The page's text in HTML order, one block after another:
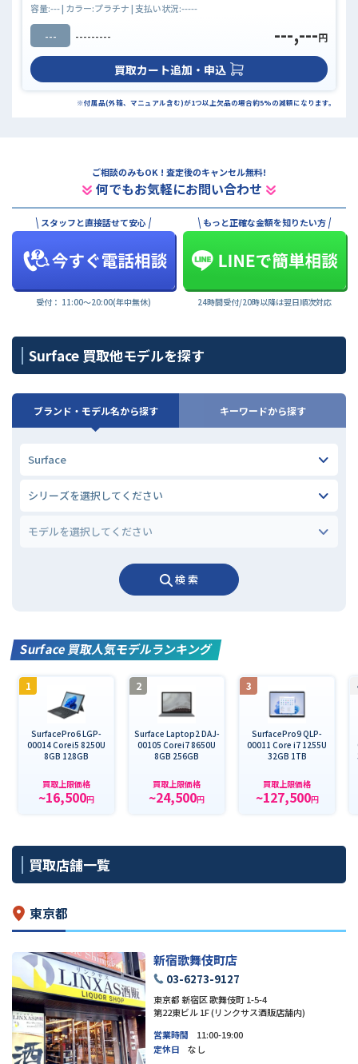
容量:---| カラー:プラチナ| 支払い状況:-----
--- --------- ---,---円
買取カート追加・申込
※付属品(外箱、マニュアル含む)が1つ以上欠品の場合約5%の減額になります。
ご相談のみもOK ! 査定後のキャンセル無料!
何でもお気軽にお問い合わせ
スタッフと直接話せて安心
受付： 11:00〜20:00(年中無休)
もっと正確な金額を知りたい方
24時間受付/20時以降は翌日順次対応
Surface 買取他モデルを探す
ブランド・モデル名から探す キーワードから探す
検 索
Surface 買取人気モデルランキング
1
SurfacePro6 LGP-
00014 Corei5 8250U
8GB 128GB
買取上限価格
~16,500円
2
Surface Laptop2 DAJ-
00105 Corei7 8650U
8GB 256GB
買取上限価格
~24,500円
3
SurfacePro9 QLP-
00011 Core i7 1255U
32GB 1TB
買取上限価格
~127,500円
買取店舗一覧
東京都
新宿歌舞伎町店
03-6273-9127
東京都 新宿区 歌舞伎町 1-5-4
第22東ビル 1F (リンクサス酒販店舗内)
営業時間
11:00-19:00
定休日
なし